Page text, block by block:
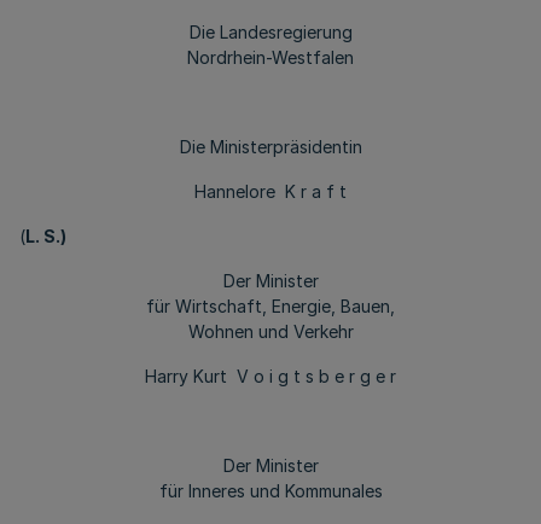
Die Landesregierung
Nordrhein-Westfalen
Die Ministerpräsidentin
Hannelore K r a f t
(L. S.)
Der Minister
für Wirtschaft, Energie, Bauen,
Wohnen und Verkehr
Harry Kurt V o i g t s b e r g e r
Der Minister
für Inneres und Kommunales